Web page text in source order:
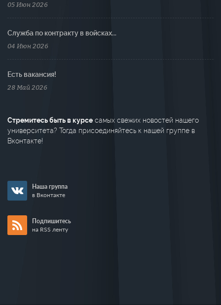
05 Июн 2026
Cлужба по контракту в войсках...
04 Июн 2026
Есть вакансия!
28 Май 2026
Стремитесь быть в курсе самых свежих новостей нашего
университета? Тогда присоединяйтесь к нашей группе в
Вконтакте!
Наша группа
в Вконтакте
Подпишитесь
на RSS ленту